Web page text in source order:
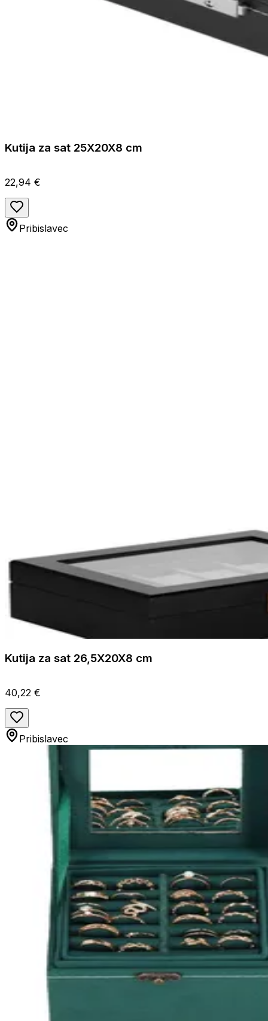
Kutija za sat 25X20X8 cm
22,94 €
Pribislavec
Kutija za sat 26,5X20X8 cm
40,22 €
Pribislavec